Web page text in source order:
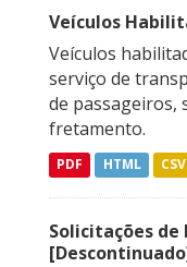
Veículos
Veículos
serviço de
de passageiros,
fretamento.
PDF HTML CSV
Solicitações de